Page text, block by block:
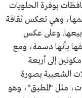
بوفرة الحلويات
وهي تعكس ثقافة
وبيعها. وعلى عكس
بأنها دسمة، ومع
إلى أربعة
الشعبية بصورة
مثل "المطبق"، وهو